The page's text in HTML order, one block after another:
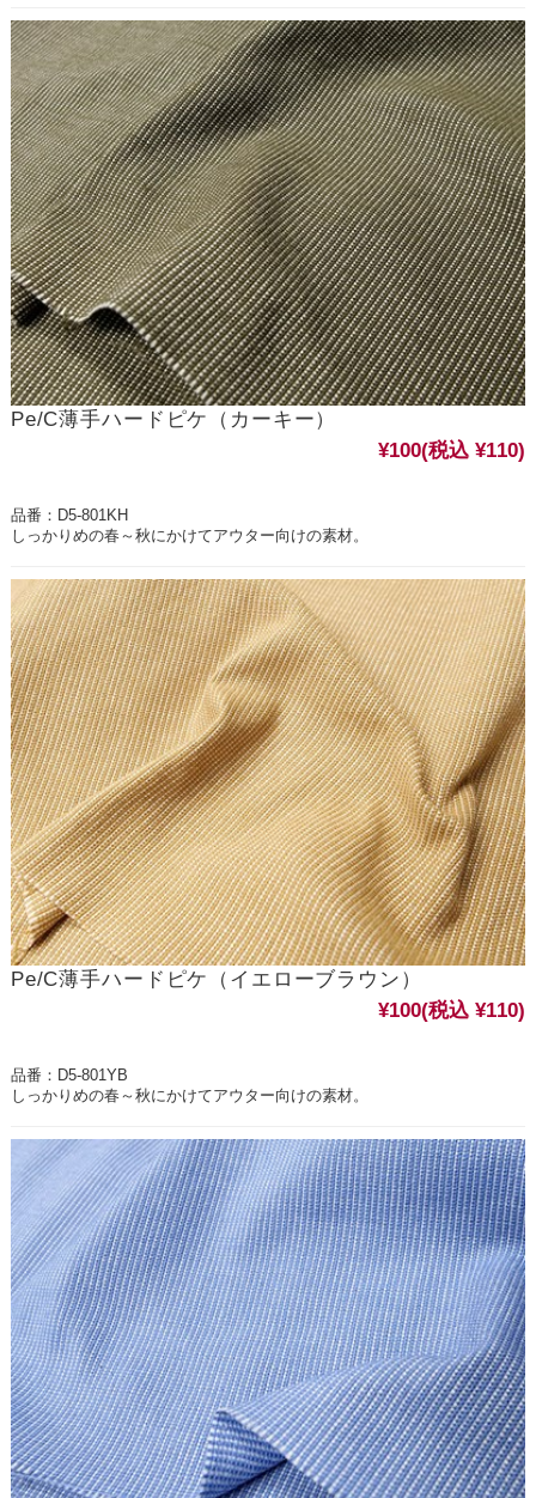
Pe/C薄手ハードピケ（カーキー）
¥100(税込 ¥110)
品番：D5-801KH
しっかりめの春～秋にかけてアウター向けの素材。
Pe/C薄手ハードピケ（イエローブラウン）
¥100(税込 ¥110)
品番：D5-801YB
しっかりめの春～秋にかけてアウター向けの素材。